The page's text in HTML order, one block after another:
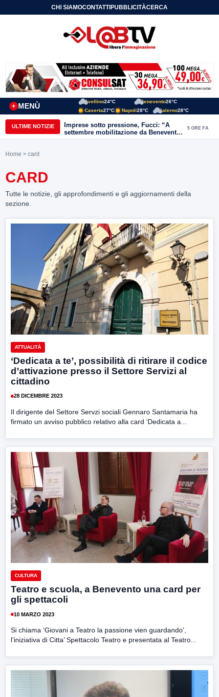
CHI SIAMOCONTATTIPUBBLICITÀCERCA
MENÙ
+
Avellino24°C Benevento26°C
Caserta27°C Napoli28°C Salerno28°C
ULTIME NOTIZIE
Imprese sotto pressione, Fucci: “A
settembre mobilitazione da Benevento
e Avellino”
5 ORE FA
Home > card
CARD
Tutte le notizie, gli approfondimenti e gli aggiornamenti della
sezione.
ATTUALITÀ
‘Dedicata a te’, possibilità di ritirare il codice
d’attivazione presso il Settore Servizi al
cittadino
28 DICEMBRE 2023
Il dirigente del Settore Servzi sociali Gennaro Santamaria ha
firmato un avviso pubblico relativo alla card ‘Dedicata a...
CULTURA
Teatro e scuola, a Benevento una card per
gli spettacoli
10 MARZO 2023
Si chiama ‘Giovani a Teatro la passione vien guardando’,
l’iniziativa di Citta’ Spettacolo Teatro e presentata al Teatro...